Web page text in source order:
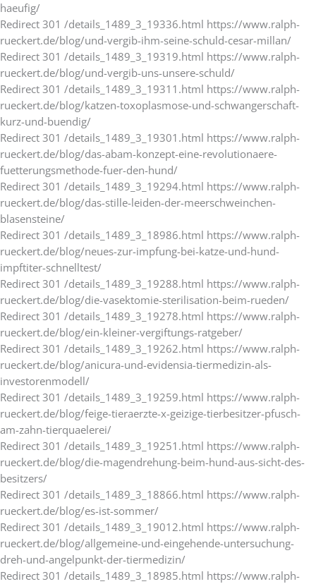
haeufig/
Redirect 301 /details_1489_3_19336.html https://www.ralph-
rueckert.de/blog/und-vergib-ihm-seine-schuld-cesar-millan/
Redirect 301 /details_1489_3_19319.html https://www.ralph-
rueckert.de/blog/und-vergib-uns-unsere-schuld/
Redirect 301 /details_1489_3_19311.html https://www.ralph-
rueckert.de/blog/katzen-toxoplasmose-und-schwangerschaft-
kurz-und-buendig/
Redirect 301 /details_1489_3_19301.html https://www.ralph-
rueckert.de/blog/das-abam-konzept-eine-revolutionaere-
fuetterungsmethode-fuer-den-hund/
Redirect 301 /details_1489_3_19294.html https://www.ralph-
rueckert.de/blog/das-stille-leiden-der-meerschweinchen-
blasensteine/
Redirect 301 /details_1489_3_18986.html https://www.ralph-
rueckert.de/blog/neues-zur-impfung-bei-katze-und-hund-
impftiter-schnelltest/
Redirect 301 /details_1489_3_19288.html https://www.ralph-
rueckert.de/blog/die-vasektomie-sterilisation-beim-rueden/
Redirect 301 /details_1489_3_19278.html https://www.ralph-
rueckert.de/blog/ein-kleiner-vergiftungs-ratgeber/
Redirect 301 /details_1489_3_19262.html https://www.ralph-
rueckert.de/blog/anicura-und-evidensia-tiermedizin-als-
investorenmodell/
Redirect 301 /details_1489_3_19259.html https://www.ralph-
rueckert.de/blog/feige-tieraerzte-x-geizige-tierbesitzer-pfusch-
am-zahn-tierquaelerei/
Redirect 301 /details_1489_3_19251.html https://www.ralph-
rueckert.de/blog/die-magendrehung-beim-hund-aus-sicht-des-
besitzers/
Redirect 301 /details_1489_3_18866.html https://www.ralph-
rueckert.de/blog/es-ist-sommer/
Redirect 301 /details_1489_3_19012.html https://www.ralph-
rueckert.de/blog/allgemeine-und-eingehende-untersuchung-
dreh-und-angelpunkt-der-tiermedizin/
Redirect 301 /details_1489_3_18985.html https://www.ralph-